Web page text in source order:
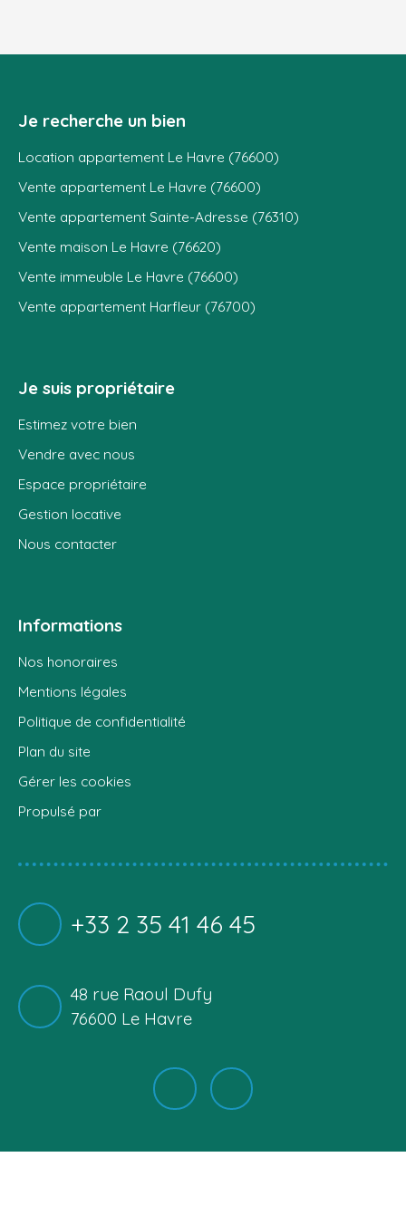
Je recherche un bien
Location appartement Le Havre (76600)
Vente appartement Le Havre (76600)
Vente appartement Sainte-Adresse (76310)
Vente maison Le Havre (76620)
Vente immeuble Le Havre (76600)
Vente appartement Harfleur (76700)
Je suis propriétaire
Estimez votre bien
Vendre avec nous
Espace propriétaire
Gestion locative
Nous contacter
Informations
Nos honoraires
Mentions légales
Politique de confidentialité
Plan du site
Gérer les cookies
Propulsé par
+33 2 35 41 46 45
48 rue Raoul Dufy
76600 Le Havre